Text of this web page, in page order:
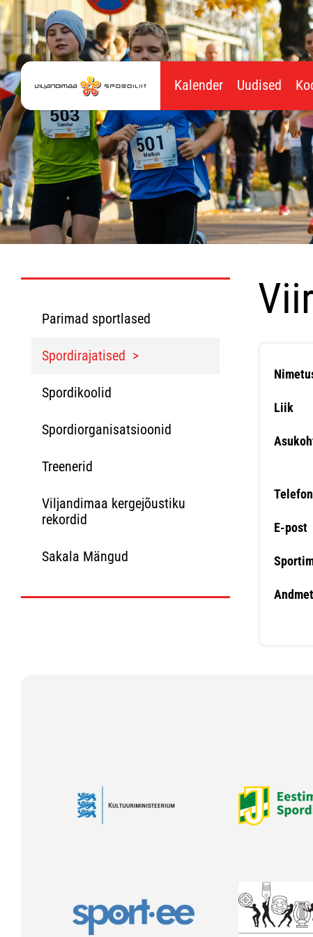
Kalender Uudised
Parimad sportlased
Spordirajatised
Spordikoolid
Spordiorganisatsioonid
Treenerid
Viljandimaa kergejõustiku
rekordid
Sakala Mängud
Liik
Telefon
E-post